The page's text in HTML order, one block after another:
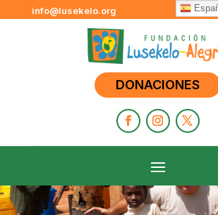
info@lusekelo.org
DONACIONES